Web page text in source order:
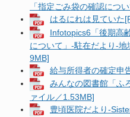
「指定ごみ袋の確認につ
はるにれは見ていた
Infotopics6「後期高
について」-駐在だより-
9MB]
給与所得者の確定申
みんなの図書館「ふ
ァイル／1.53MB]
豊頃医院だより-